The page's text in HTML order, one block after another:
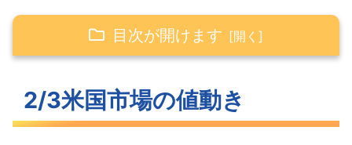
目次が開けます
ナスダックを中心に下落した米主要3指
2/3米国市場の値動き